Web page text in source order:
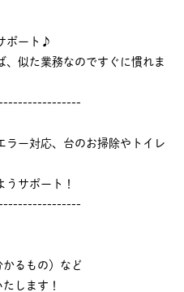
ポート♪
似た業務なのですぐに慣れま
ー対応、台のお掃除やトイレ
サポート！
るもの）など
します！